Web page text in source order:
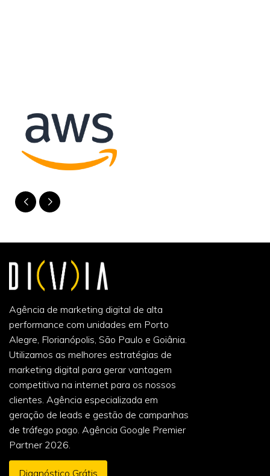
Agência de marketing digital de alta
performance com unidades em Porto
Alegre, Florianópolis, São Paulo e Goiânia.
Utilizamos as melhores estratégias de
marketing digital para gerar vantagem
competitiva na internet para os nossos
clientes. Agência especializada em
geração de leads e gestão de campanhas
de tráfego pago. Agência Google Premier
Partner 2026.
Diagnóstico Grátis